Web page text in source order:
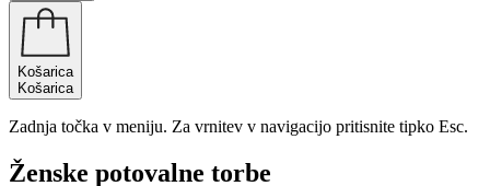
Košarica
Košarica
Zadnja točka v meniju. Za vrnitev v navigacijo pritisnite tipko Esc.
Ženske potovalne torbe